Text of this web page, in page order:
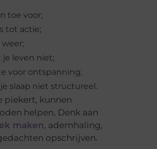
toe voor;
tot actie;
je leven niet;
voor ontspanning;
slaap niet structureel.
piekert, kunnen
helpen. Denk aan
maken, ademhaling,
opschrijven.